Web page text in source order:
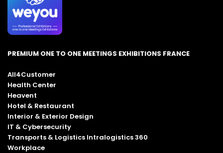
PREMIUM ONE TO ONE MEETINGS EXHIBITIONS FRANCE
All4Customer
Health Center
Heavent
Hotel & Restaurant
Interior & Exterior Design
IT & Cybersecurity
Transports & Logistics Intralogistics 360
Workplace